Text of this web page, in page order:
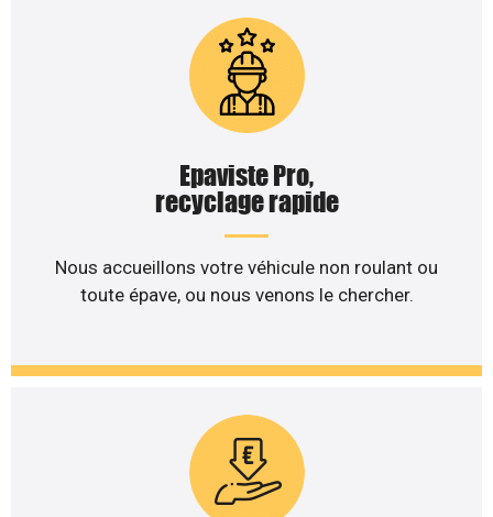
Epaviste Pro,
recyclage rapide
Nous accueillons votre véhicule non roulant ou
toute épave, ou nous venons le chercher.